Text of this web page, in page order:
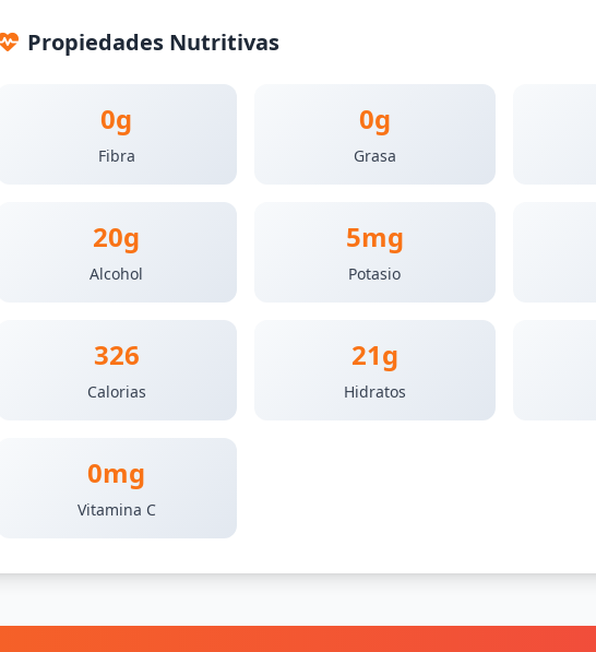
Propiedades Nutritivas
0g
Fibra
0g
Grasa
20g
Alcohol
5mg
Potasio
326
Calorias
21g
Hidratos
0mg
Vitamina C